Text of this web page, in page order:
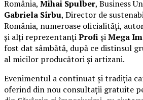
România, Mihai Spulber, Business
Gabriela Sîrbu, Director de
România, numeroase oficialități,
și alți reprezentanțiProfișiMega
fost dat sâmbătă, după ce distinsul
al micilor producători și artizani.
Evenimentul a continuat și tradiția
oferind din nou consultații gratuite